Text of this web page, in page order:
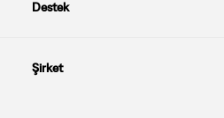
Destek
Şirket